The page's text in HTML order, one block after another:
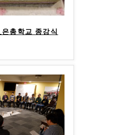
총학교 종강식